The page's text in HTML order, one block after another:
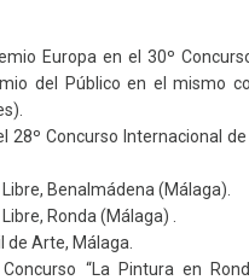
Europa en el 30º
del Público en el mismo
28º Concurso Internacional
Benalmádena (Málaga).
Ronda (Málaga) .
Arte, Málaga.
“La Pintura en